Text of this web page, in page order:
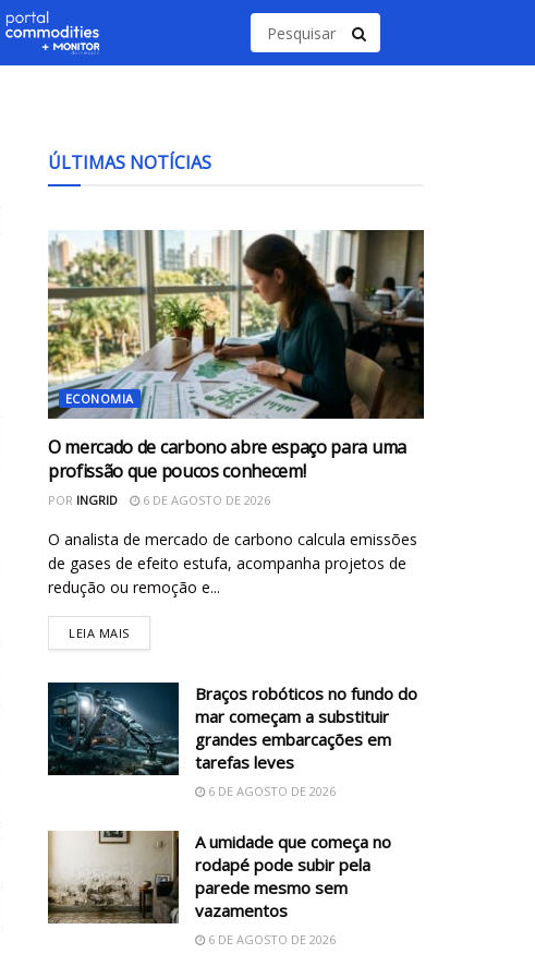
ÚLTIMAS NOTÍCIAS
ECONOMIA
O mercado de carbono abre espaço para uma
profissão que poucos conhecem!
POR INGRID 6 DE AGOSTO DE 2026
O analista de mercado de carbono calcula emissões
de gases de efeito estufa, acompanha projetos de
redução ou remoção e...
LEIA MAIS
Braços robóticos no fundo do
mar começam a substituir
grandes embarcações em
tarefas leves
6 DE AGOSTO DE 2026
A umidade que começa no
rodapé pode subir pela
parede mesmo sem
vazamentos
6 DE AGOSTO DE 2026